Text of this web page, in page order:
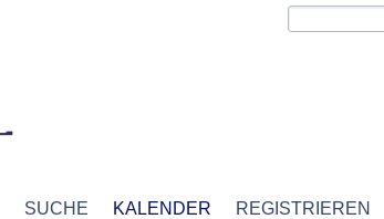
SUCHE KALENDER REGISTRIEREN